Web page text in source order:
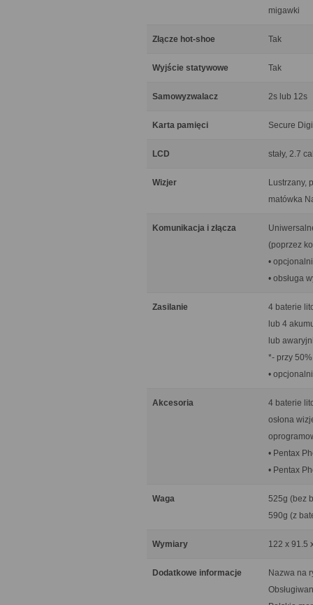
migawki
Złącze hot-shoe Tak
Wyjście statywowe Tak
Samowyzwalacz 2s lub 12s
Karta pamięci Secure
LCD stały, 2.7
Wizjer
Lustrzany,
matówka
Komunikacja i złącza
(poprzez
•
• obsługa
Zasilanie
4 baterie
lub 4
lub
*- przy
•
Akcesoria
4 baterie
osłona
• Pentax
• Pentax
Waga
525g (bez
590g (z
Wymiary 122 x 91.5
Dodatkowe informacje
Nazwa na